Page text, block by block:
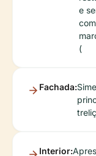
e
(
Fachada:
Interior: